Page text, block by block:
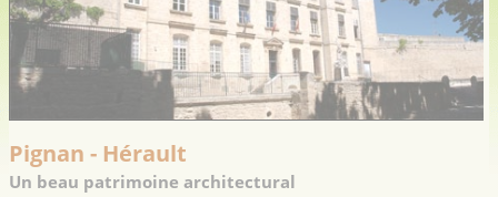
Pignan - Hérault
Un beau patrimoine architectural